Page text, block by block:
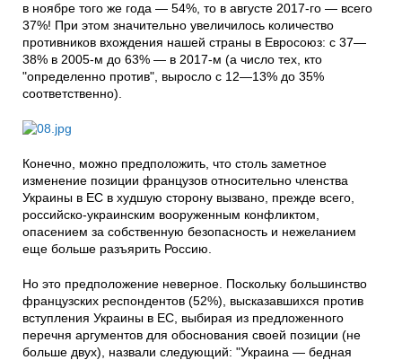
в ноябре того же года — 54%, то в августе 2017-го — всего
37%! При этом значительно увеличилось количество
противников вхождения нашей страны в Евросоюз: с 37—
38% в 2005-м до 63% — в 2017-м (а число тех, кто
"определенно против", выросло с 12—13% до 35%
соответственно).
Конечно, можно предположить, что столь заметное
изменение позиции французов относительно членства
Украины в ЕС в худшую сторону вызвано, прежде всего,
российско-украинским вооруженным конфликтом,
опасением за собственную безопасность и нежеланием
еще больше разъярить Россию.
Но это предположение неверное. Поскольку большинство
французских респондентов (52%), высказавшихся против
вступления Украины в ЕС, выбирая из предложенного
перечня аргументов для обоснования своей позиции (не
больше двух), назвали следующий: "Украина — бедная